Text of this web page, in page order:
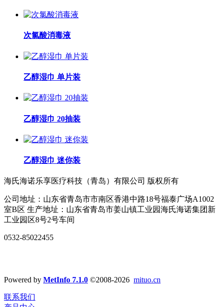
次氯酸消毒液
乙醇湿巾 单片装
乙醇湿巾 20抽装
乙醇湿巾 迷你装
海氏海诺乐享医疗科技（青岛）有限公司 版权所有
公司地址：山东省青岛市市南区香港中路18号福泰广场A1002
室B区 生产地址：山东省青岛市姜山镇工业园海氏海诺集团新
工业园区8号2号车间
0532-85022455
Powered by MetInfo 7.1.0 ©2008-2026 mituo.cn
联系我们